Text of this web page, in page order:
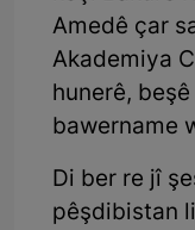
Amedê çar
Akademiya
hunerê,
bawername
Di ber re jî
pêşdibistan